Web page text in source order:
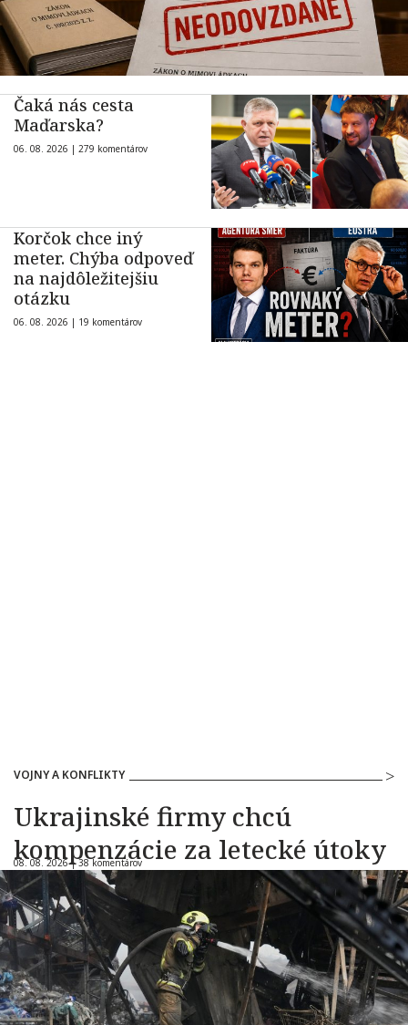
Čaká nás cesta
Maďarska?
06. 08. 2026 | 279 komentárov
Korčok chce iný
meter. Chýba odpoveď
na najdôležitejšiu
otázku
06. 08. 2026 | 19 komentárov
VOJNY A KONFLIKTY
Ukrajinské firmy chcú
kompenzácie za letecké útoky
08. 08. 2026 |38 komentárov